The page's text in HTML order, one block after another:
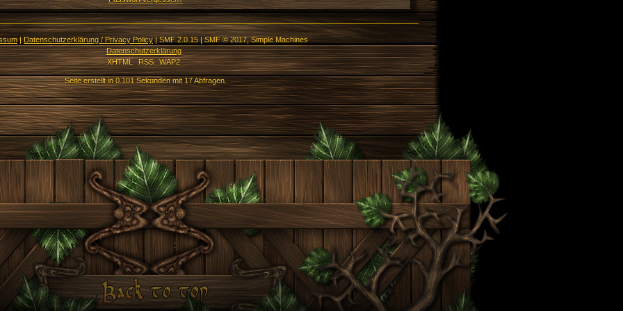
|Datenschutzerklärung / Privacy Policy|SMF 2.0.15 | SMF © 2017,Simple Machines
Datenschutzerklärung
XHTML
RSS WAP2
Seite erstellt in 0.101 Sekunden mit 17 Abfragen.